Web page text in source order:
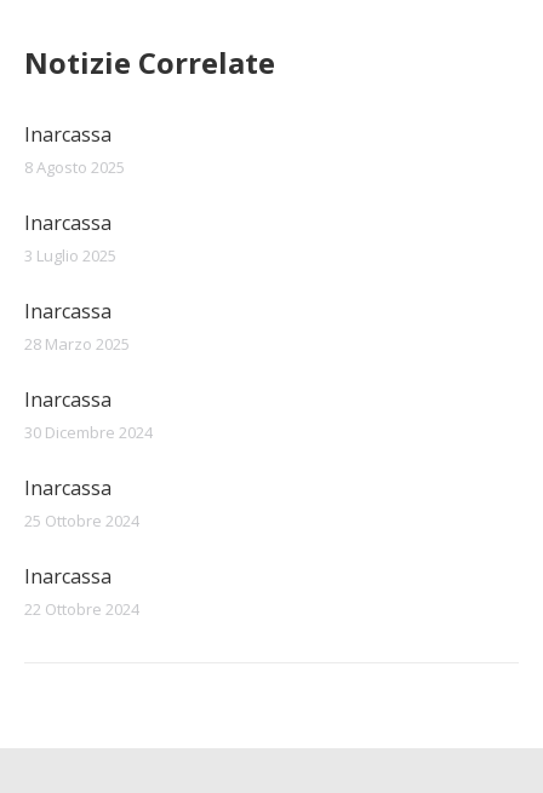
Notizie Correlate
Inarcassa
8 Agosto 2025
Inarcassa
3 Luglio 2025
Inarcassa
28 Marzo 2025
Inarcassa
30 Dicembre 2024
Inarcassa
25 Ottobre 2024
Inarcassa
22 Ottobre 2024